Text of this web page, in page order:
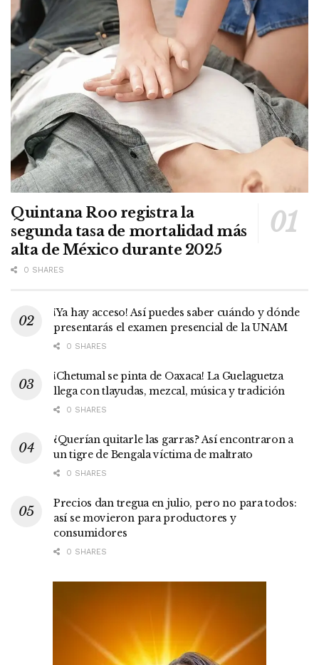
Quintana Roo registra la
segunda tasa de mortalidad más
alta de México durante 2025
0 SHARES
¡Ya hay acceso! Así puedes saber cuándo y dónde
presentarás el examen presencial de la UNAM
0 SHARES
¡Chetumal se pinta de Oaxaca! La Guelaguetza
llega con tlayudas, mezcal, música y tradición
0 SHARES
¿Querían quitarle las garras? Así encontraron a
un tigre de Bengala víctima de maltrato
0 SHARES
Precios dan tregua en julio, pero no para todos:
así se movieron para productores y
consumidores
0 SHARES